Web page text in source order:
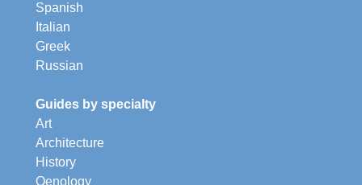
Spanish
Italian
Greek
Russian
Guides by specialty
Art
Architecture
History
Oenology